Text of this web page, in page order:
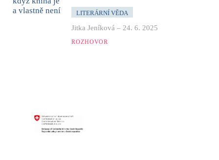
LITERÁRNÍ VĚDA
Jitka Jeníková – 24. 6. 2025
ROZHOVOR